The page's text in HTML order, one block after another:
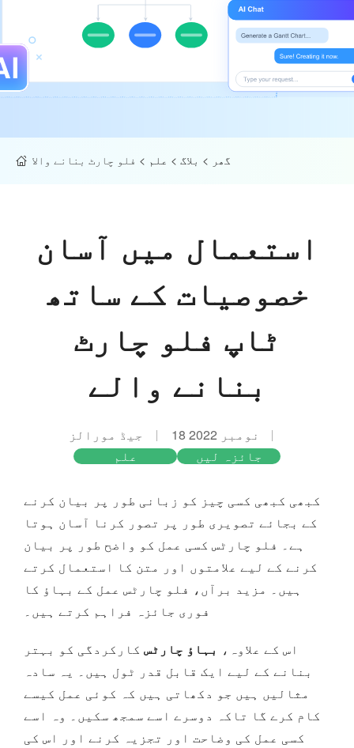
گھر > بلاگ > علم > فلو چارٹ بنانے والا
استعمال میں آسان
خصوصیات کے ساتھ
ٹاپ فلو چارٹ
بنانے والے
جیڈ مورالز
18 نومبر 2022
علم
جائزہ لیں
کبھی کبھی کسی چیز کو زبانی طور پر بیان کرنے
کے بجائے تصویری طور پر تصور کرنا آسان ہوتا
ہے۔ فلو چارٹس کسی عمل کو واضح طور پر بیان
کرنے کے لیے علامتوں اور متن کا استعمال کرتے
ہیں۔ مزید برآں، فلو چارٹس عمل کے بہاؤ کا
فوری جائزہ فراہم کرتے ہیں۔
اس کے علاوہ، بہاؤ چارٹس کارکردگی کو بہتر
بنانے کے لیے ایک قابل قدر ٹول ہیں۔ یہ سادہ
مثالیں ہیں جو دکھاتی ہیں کہ کوئی عمل کیسے
کام کرے گا تاکہ دوسرے اسے سمجھ سکیں۔ وہ اسے
کسی عمل کی وضاحت اور تجزیہ کرنے اور اس کی